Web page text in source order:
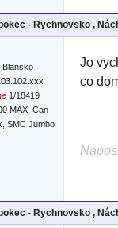
- Rychnovsko ,
Blansko
1/18419
MAX, Can-
SMC Jumbo
Jo
co
- Rychnovsko ,